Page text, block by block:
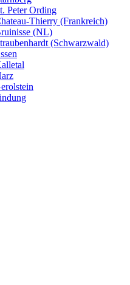
Peter Ording
Thierry (Frankreich)
(NL)
(Schwarzwald)